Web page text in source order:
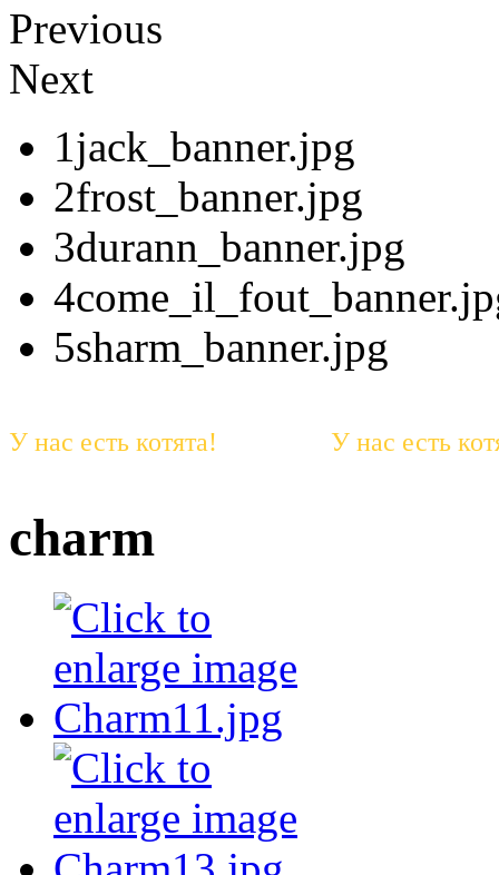
Previous
Next
1jack_banner.jpg
2frost_banner.jpg
3durann_banner.jpg
5sharm_banner.jpg
У нас есть котята! У нас есть
charm